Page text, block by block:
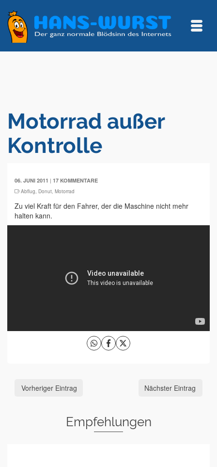
Motorrad außer
Kontrolle
06. JUNI 2011 | 17 KOMMENTARE
Abflug, Donut, Motorrad
Zu viel Kraft für den Fahrer, der die Maschine nicht mehr
halten kann.
Vorheriger Eintrag Nächster Eintrag
Empfehlungen